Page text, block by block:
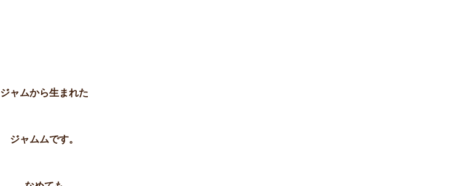
ジャムから生まれた
ジャムムです。